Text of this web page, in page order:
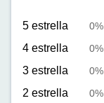
5 estrella 0%
4 estrella 0%
3 estrella 0%
2 estrella 0%